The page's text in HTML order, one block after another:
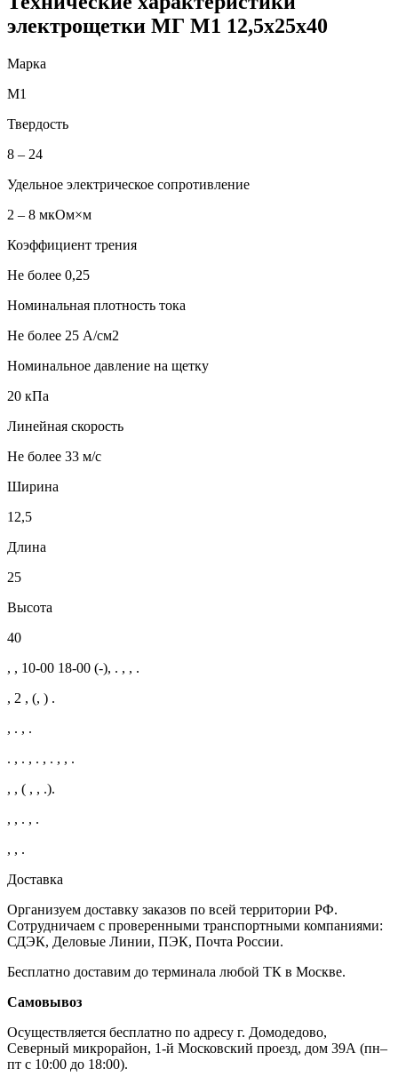
электрощетки МГ М1 12,5х25х40
Марка
М1
Твердость
8 – 24
Удельное электрическое сопротивление
2 – 8 мкОм×м
Коэффициент трения
Не более 0,25
Номинальная плотность тока
Не более 25 А/см2
Номинальное давление на щетку
20 кПа
Линейная скорость
Не более 33 м/с
Ширина
12,5
Длина
25
Высота
40
, , 10-00 18-00 (-), . , , .
, 2 , (, ) .
, . , .
. , . , . , . , , .
, , ( , , .).
, , . , .
, , .
Доставка
Организуем доставку заказов по всей территории РФ.
Сотрудничаем с проверенными транспортными компаниями:
СДЭК, Деловые Линии, ПЭК, Почта России.
Бесплатно доставим до терминала любой ТК в Москве.
Самовывоз
Осуществляется бесплатно по адресу г. Домодедово,
Северный микрорайон, 1-й Московский проезд, дом 39А (пн–
пт с 10:00 до 18:00).